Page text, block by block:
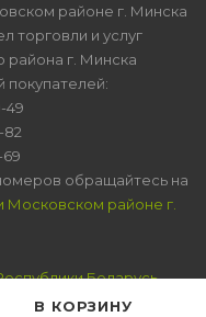
В КОРЗИНУ
районе г. Минска
торговли и услуг
района г. Минска
покупателей:
49
82
69
обращайтесь на
Московском районе г.